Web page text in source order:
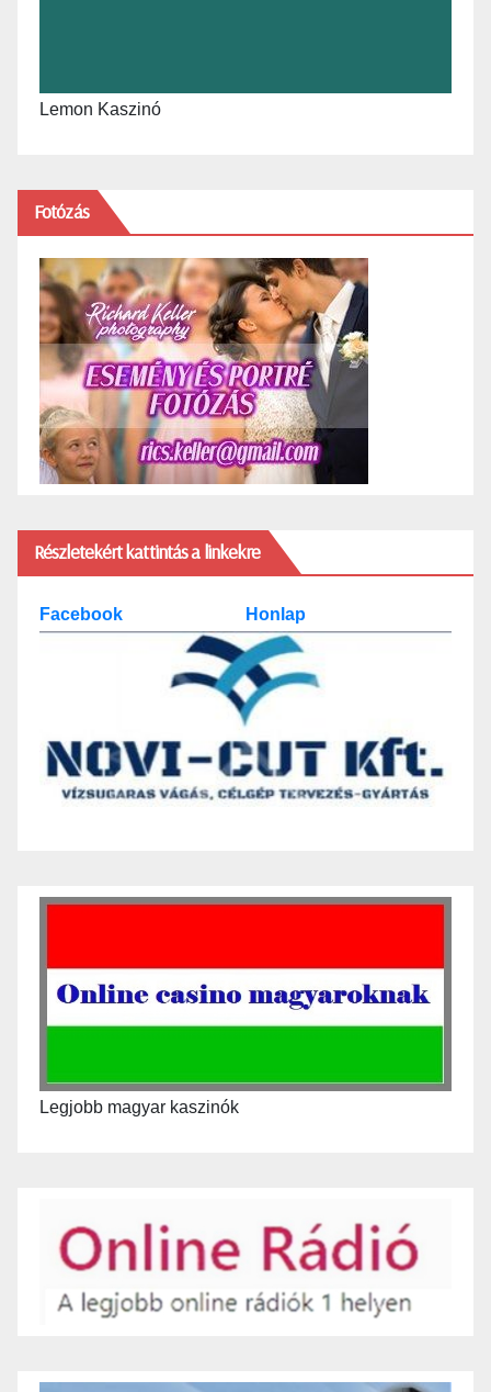
Lemon Kaszinó
Fotózás
Részletekért kattintás a linkekre
Facebook Honlap
Legjobb magyar kaszinók